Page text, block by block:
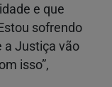
e que
sofrendo
a Justiça vão
isso”,